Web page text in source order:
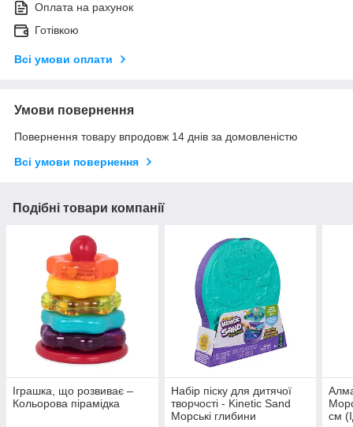
Оплата на рахунок
Готівкою
Всі умови оплати
Умови повернення
Повернення товару впродовж 14 днів за домовленістю
Всі умови повернення
Подібні товари компанії
Іграшка, що розвиває –
Кольорова пірамідка
Набір піску для дитячої
творчості - Kinetic Sand
Морські глибини
см